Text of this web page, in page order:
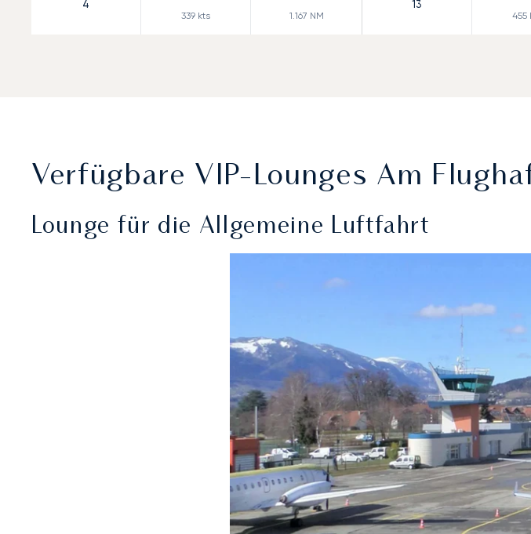
4
339 kts 1.167 NM
13
455
Verfügbare VIP-Lounges Am
Lounge für die Allgemeine Luftfahrt